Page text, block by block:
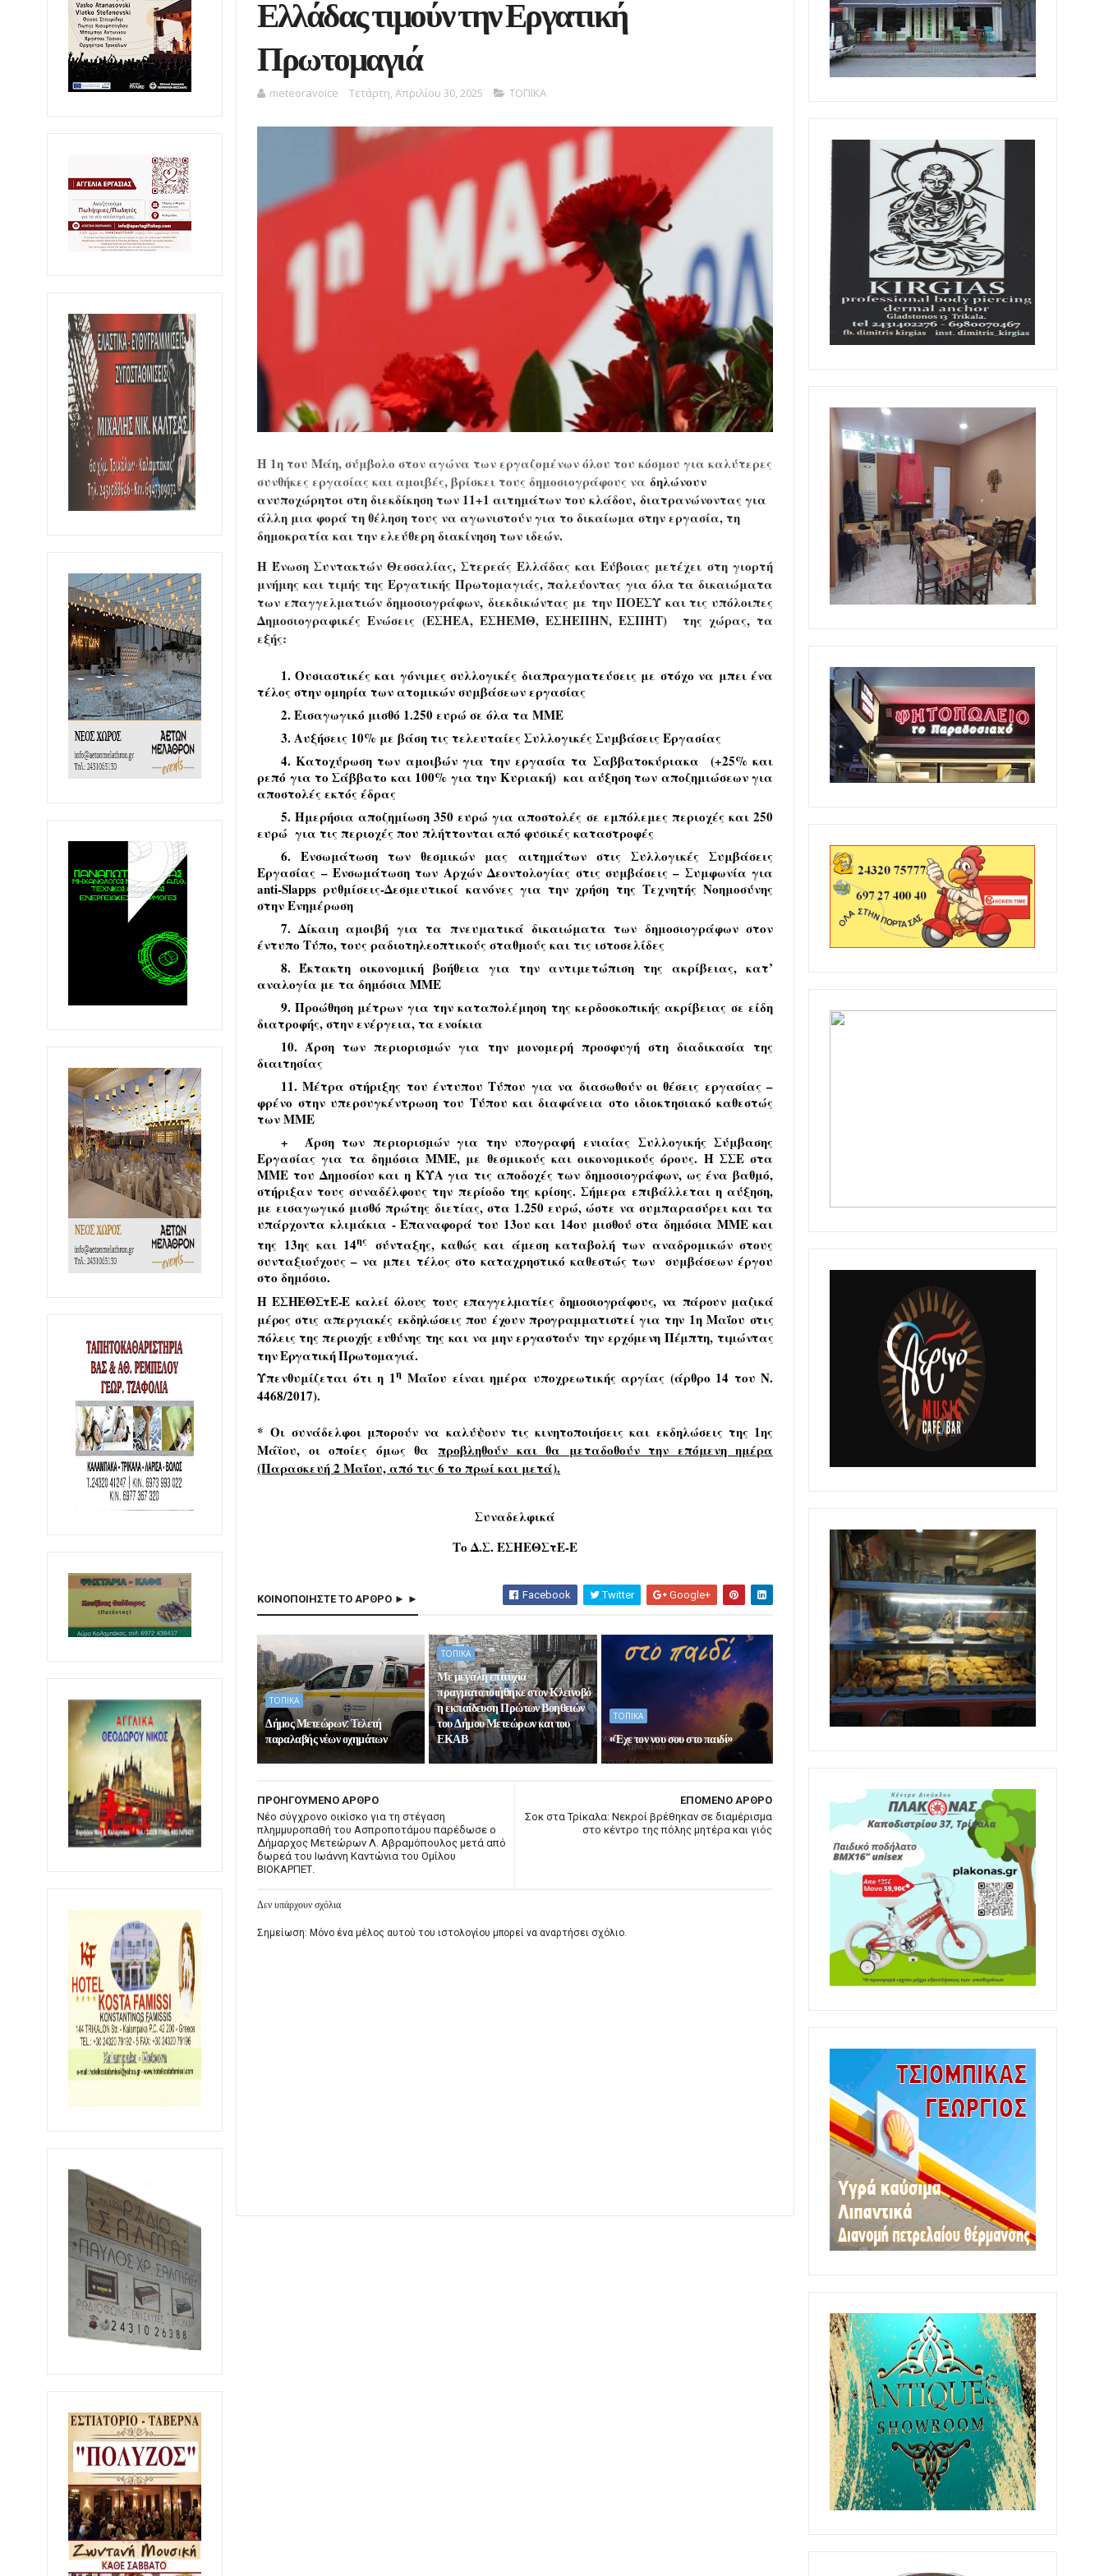
Ελλάδας τιμούν την Εργατική
Πρωτομαγιά
meteoravoice Τετάρτη, Απριλίου 30, 2025 ΤΟΠΙΚΑ
Η 1η του Μάη, σύμβολο στον αγώνα των εργαζομένων όλου του κόσμου για καλύτερες
συνθήκες εργασίας και αμοιβές, βρίσκει τους δημοσιογράφους να δηλώνουν
ανυποχώρητοι στη διεκδίκηση των 11+1 αιτημάτων του κλάδου, διατρανώνοντας για
άλλη μια φορά τη θέληση τους να αγωνιστούν για το δικαίωμα στην εργασία, τη
δημοκρατία και την ελεύθερη διακίνηση των ιδεών.
Η Ένωση Συντακτών Θεσσαλίας, Στερεάς Ελλάδας και Εύβοιας μετέχει στη γιορτή
μνήμης και τιμής της Εργατικής Πρωτομαγιάς, παλεύοντας για όλα τα δικαιώματα
των επαγγελματιών δημοσιογράφων, διεκδικώντας με την ΠΟΕΣΥ και τις υπόλοιπες
Δημοσιογραφικές Ενώσεις (ΕΣΗΕΑ, ΕΣΗΕΜΘ, ΕΣΗΕΠΗΝ, ΕΣΠΗΤ) της χώρας, τα
εξής:
1. Ουσιαστικές και γόνιμες συλλογικές διαπραγματεύσεις με στόχο να μπει ένα
τέλος στην ομηρία των ατομικών συμβάσεων εργασίας
2. Εισαγωγικό μισθό 1.250 ευρώ σε όλα τα ΜΜΕ
3. Αυξήσεις 10% με βάση τις τελευταίες Συλλογικές Συμβάσεις Εργασίας
4. Κατοχύρωση των αμοιβών για την εργασία τα Σαββατοκύριακα (+25% και
ρεπό για το Σάββατο και 100% για την Κυριακή) και αύξηση των αποζημιώσεων για
αποστολές εκτός έδρας
5. Ημερήσια αποζημίωση 350 ευρώ για αποστολές σε εμπόλεμες περιοχές και 250
ευρώ για τις περιοχές που πλήττονται από φυσικές καταστροφές
6. Ενσωμάτωση των θεσμικών μας αιτημάτων στις Συλλογικές Συμβάσεις
Εργασίας – Ενσωμάτωση των Αρχών Δεοντολογίας στις συμβάσεις – Συμφωνία για
anti-Slapps ρυθμίσεις-Δεσμευτικοί κανόνες για την χρήση της Τεχνητής Νοημοσύνης
στην Ενημέρωση
7. Δίκαιη αμοιβή για τα πνευματικά δικαιώματα των δημοσιογράφων στον
έντυπο Τύπο, τους ραδιοτηλεοπτικούς σταθμούς και τις ιστοσελίδες
8. Έκτακτη οικονομική βοήθεια για την αντιμετώπιση της ακρίβειας, κατ’
αναλογία με τα δημόσια ΜΜΕ
9. Προώθηση μέτρων για την καταπολέμηση της κερδοσκοπικής ακρίβειας σε είδη
διατροφής, στην ενέργεια, τα ενοίκια
10. Άρση των περιορισμών για την μονομερή προσφυγή στη διαδικασία της
διαιτησίας
11. Μέτρα στήριξης του έντυπου Τύπου για να διασωθούν οι θέσεις εργασίας –
φρένο στην υπερσυγκέντρωση του Τύπου και διαφάνεια στο ιδιοκτησιακό καθεστώς
των ΜΜΕ
+ Άρση των περιορισμών για την υπογραφή ενιαίας Συλλογικής Σύμβασης
Εργασίας για τα δημόσια ΜΜΕ, με θεσμικούς και οικονομικούς όρους. Η ΣΣΕ στα
ΜΜΕ του Δημοσίου και η ΚΥΑ για τις αποδοχές των δημοσιογράφων, ως ένα βαθμό,
στήριξαν τους συναδέλφους την περίοδο της κρίσης. Σήμερα επιβάλλεται η αύξηση,
με εισαγωγικό μισθό πρώτης διετίας, στα 1.250 ευρώ, ώστε να συμπαρασύρει και τα
υπάρχοντα κλιμάκια - Επαναφορά του 13ου και 14ου μισθού στα δημόσια ΜΜΕ και
της 13ης και 14ης
σύνταξης, καθώς και άμεση καταβολή των αναδρομικών στους
συνταξιούχους – να μπει τέλος στο καταχρηστικό καθεστώς των συμβάσεων έργου
στο δημόσιο.
Η ΕΣΗΕΘΣτΕ-Ε καλεί όλους τους επαγγελματίες δημοσιογράφους, να πάρουν μαζικά
μέρος στις απεργιακές εκδηλώσεις που έχουν προγραμματιστεί για την 1η Μαΐου στις
πόλεις της περιοχής ευθύνης της και να μην εργαστούν την ερχόμενη Πέμπτη, τιμώντας
την Εργατική Πρωτομαγιά.
Υπενθυμίζεται ότι η 1ηΜαΐου είναι ημέρα υποχρεωτικής αργίας (άρθρο 14 του Ν.
4468/2017).
* Οι συνάδελφοι μπορούν να καλύψουν τις κινητοποιήσεις και εκδηλώσεις της 1ης
Μάϊου, οι οποίες όμως θαπροβληθούν και θα μεταδοθούν την επόμενη ημέρα
(Παρασκευή 2 Μαΐου, από τις 6 το πρωί και μετά).
Συναδελφικά
Το Δ.Σ. ΕΣΗΕΘΣτΕ-Ε
ΚΟΙΝΟΠΟΙΗΣΤΕ ΤΟ ΑΡΘΡΟ ► ► Facebook Twitter Google+
ΤΟΠΙΚΑ
Δήμος Μετεώρων: Τελετή
παραλαβής νέων οχημάτων
ΤΟΠΙΚΑ
Με μεγάλη επιτυχία
πραγματοποιήθηκε στον Κλεινοβό
η εκπαίδευση Πρώτων Βοηθειών
του Δήμου Μετεώρων και του
ΕΚΑΒ
ΤΟΠΙΚΑ
«Έχε τον νου σου στο παιδί»
ΕΠΟΜΕΝΟ ΑΡΘΡΟ
Σοκ στα Τρίκαλα: Νεκροί βρέθηκαν σε διαμέρισμα
στο κέντρο της πόλης μητέρα και γιός
ΠΡΟΗΓΟΥΜΕΝΟ ΑΡΘΡΟ
Νέο σύγχρονο οικίσκο για τη στέγαση
πλημμυροπαθή του Ασπροποτάμου παρέδωσε ο
Δήμαρχος Μετεώρων Λ. Αβραμόπουλος μετά από
δωρεά του Ιωάννη Καντώνια του Ομίλου
ΒΙΟΚΑΡΠΕΤ.
Δεν υπάρχουν σχόλια
Σημείωση: Μόνο ένα μέλος αυτού του ιστολογίου μπορεί να αναρτήσει σχόλιο.